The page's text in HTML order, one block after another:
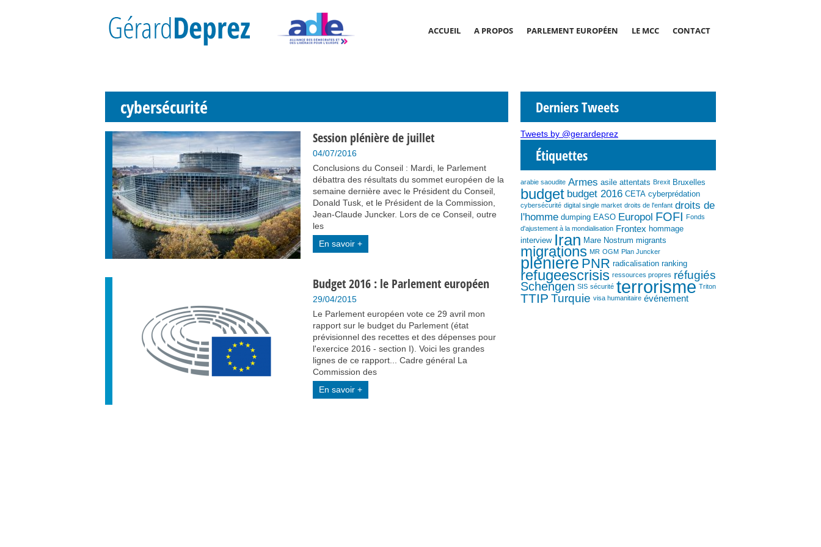
ACCUEIL A PROPOS PARLEMENT EUROPÉEN LE MCC CONTACT
cybersécurité
Session plénière de juillet
04/07/2016
Conclusions du Conseil : Mardi, le Parlement
débattra des résultats du sommet européen de la
semaine dernière avec le Président du Conseil,
Donald Tusk, et le Président de la Commission,
Jean-Claude Juncker. Lors de ce Conseil, outre
les
En savoir +
Budget 2016 : le Parlement européen
29/04/2015
Le Parlement européen vote ce 29 avril mon
rapport sur le budget du Parlement (état
prévisionnel des recettes et des dépenses pour
l'exercice 2016 - section I). Voici les grandes
lignes de ce rapport... Cadre général La
Commission des
En savoir +
Derniers Tweets
Tweets by @gerardeprez
Étiquettes
arabie saoudite Armes asile attentats Brexit Bruxelles
budget budget 2016 CETA cyberprédation
cybersécurité digital single market droits de l'enfant droits de
l'homme dumping EASO Europol FOFI Fonds
d'ajustement à la mondialisation Frontex hommage
interview Iran Mare Nostrum migrants
migrations MR OGM Plan Juncker
plénière PNR radicalisation ranking
refugeescrisis ressources propres réfugiés
Schengen SIS sécurité terrorisme Triton
TTIP Turquie visa humanitaire événement